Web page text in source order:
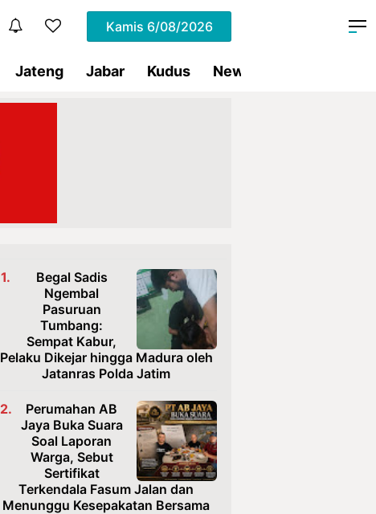
Kamis 6/08/2026
Jateng Jabar Kudus News
Begal Sadis
Ngembal
Pasuruan
Tumbang:
Sempat Kabur,
Pelaku Dikejar hingga Madura oleh
Jatanras Polda Jatim
Perumahan AB
Jaya Buka Suara
Soal Laporan
Warga, Sebut
Sertifikat
Terkendala Fasum Jalan dan
Menunggu Kesepakatan Bersama